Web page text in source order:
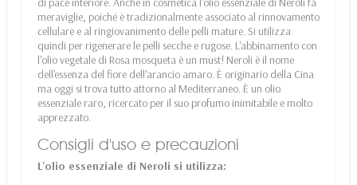
meraviglie, poiché è tradizionalmente associato al rinnovamento
cellulare e al ringiovanimento delle pelli mature. Si utilizza
quindi per rigenerare le pelli secche e rugose. L'abbinamento con
l'olio vegetale di Rosa mosqueta è un must! Neroli è il nome
dell'essenza del fiore dell'arancio amaro. È originario della Cina
ma oggi si trova tutto attorno al Mediterraneo. È un olio
essenziale raro, ricercato per il suo profumo inimitabile e molto
apprezzato.
Consigli d'uso e precauzioni
L'olio essenziale di Neroli si utilizza: